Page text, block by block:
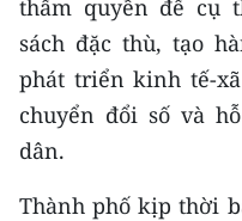
ENGLISH
中文
thẩm quyền để cụ
sách đặc thù, tạo
phát triển kinh tế-
chuyển đổi số và
dân.
Thành phố kịp thời